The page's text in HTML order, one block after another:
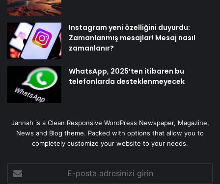
Instagram yeni özelliğini duyurdu:
Zamanlanmış mesajlar! Mesaj nasıl
zamanlanır?
WhatsApp, 2025’ten itibaren bu
telefonlarda desteklenmeyecek
Jannah is a Clean Responsive WordPress Newspaper, Magazine,
News and Blog theme. Packed with options that allow you to
completely customize your website to your needs.
posta